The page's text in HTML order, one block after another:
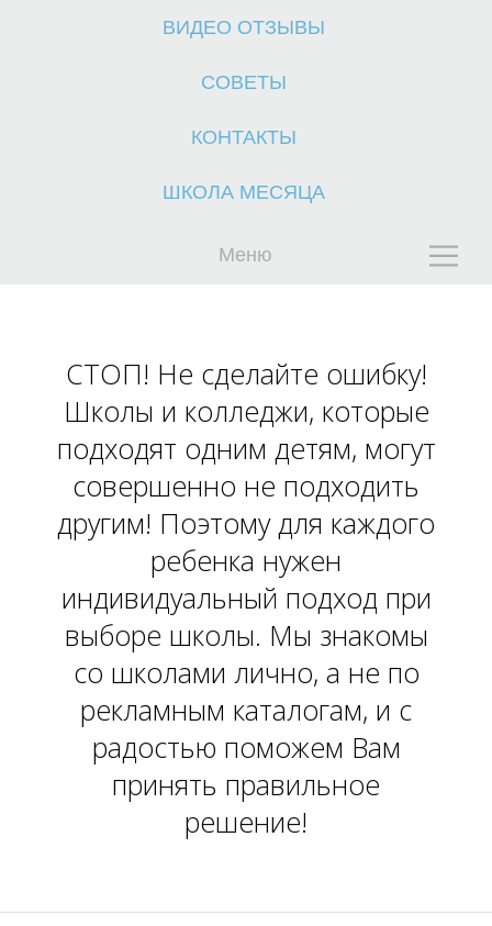
ВИДЕО ОТЗЫВЫ
СОВЕТЫ
КОНТАКТЫ
ШКОЛА МЕСЯЦА
Меню
Ч
Е
СТОП! Не сделайте ошибку!
Школы и колледжи, которые
подходят одним детям, могут
совершенно не подходить
другим! Поэтому для каждого
ребенка нужен
индивидуальный подход при
выборе школы. Мы знакомы
со школами лично, а не по
рекламным каталогам, и с
радостью поможем Вам
принять правильное
решение!
Ч
Е